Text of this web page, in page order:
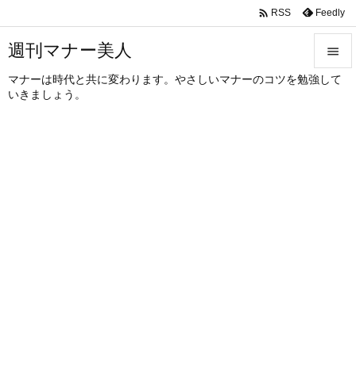
週刊マナー美人
マナーは時代と共に変わります。やさしいマナーのコツを勉強して
いきましょう。


 RSS Feedly